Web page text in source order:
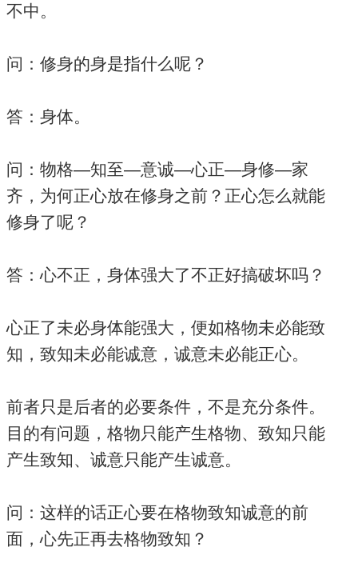
不中。
问：修身的身是指什么呢？
答：身体。
问：物格—知至—意诚—心正—身修—家
齐，为何正心放在修身之前？正心怎么就能
修身了呢？
答：心不正，身体强大了不正好搞破坏吗？
心正了未必身体能强大，便如格物未必能致
知，致知未必能诚意，诚意未必能正心。
前者只是后者的必要条件，不是充分条件。
目的有问题，格物只能产生格物、致知只能
产生致知、诚意只能产生诚意。
问：这样的话正心要在格物致知诚意的前
面，心先正再去格物致知？